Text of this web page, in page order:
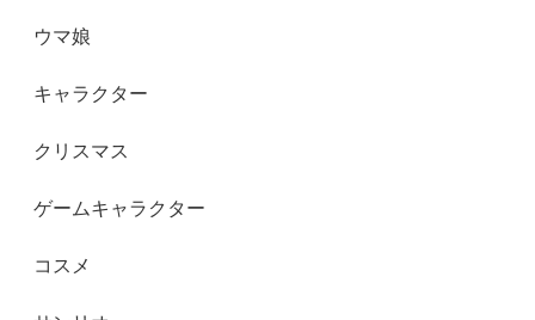
ウマ娘
キャラクター
クリスマス
ゲームキャラクター
コスメ